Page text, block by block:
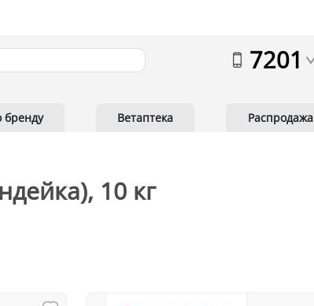
7201
бренду Ветаптека Распродажа
10 кг